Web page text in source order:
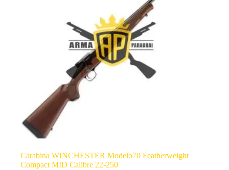
Carabina WINCHESTER Modelo70 Featherweight
Compact MID Calibre 22-250